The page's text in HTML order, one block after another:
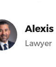
Alexis
Lawyer